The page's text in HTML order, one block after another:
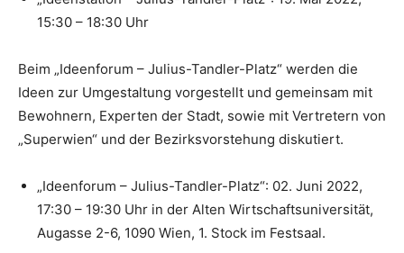
15:30 – 18:30 Uhr
Beim „Ideenforum – Julius-Tandler-Platz“ werden die
Ideen zur Umgestaltung vorgestellt und gemeinsam mit
Bewohnern, Experten der Stadt, sowie mit Vertretern von
„Superwien“ und der Bezirksvorstehung diskutiert.
„Ideenforum – Julius-Tandler-Platz“: 02. Juni 2022,
17:30 – 19:30 Uhr in der Alten Wirtschaftsuniversität,
Augasse 2-6, 1090 Wien, 1. Stock im Festsaal.